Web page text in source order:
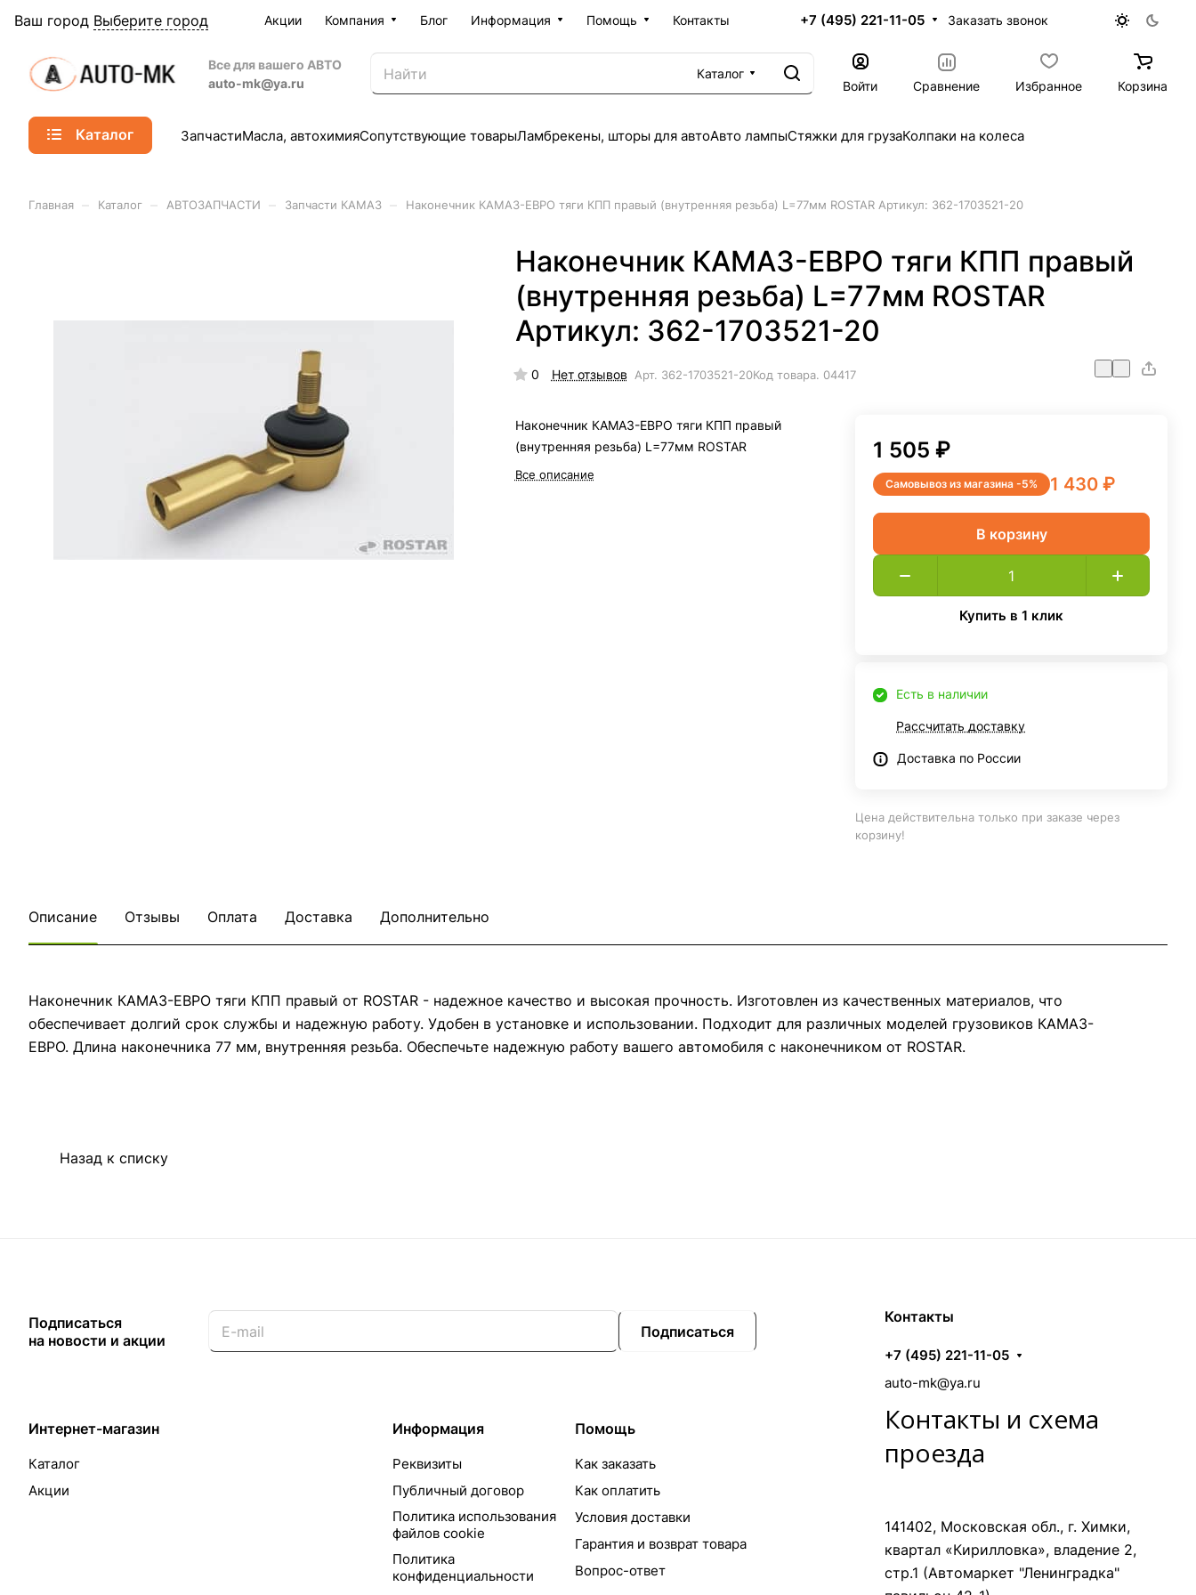
Ваш город Выберите город Акции Компания Блог Информация Помощь Контакты +7 (495) 221-11-05 Заказать звонок
Все для вашего АВТО
auto-mk@ya.ru
Каталог
Войти
Сравнение Избранное Корзина
Каталог ЗапчастиМасла, автохимияСопутствующие товарыЛамбрекены, шторы для автоАвто лампыСтяжки для грузаКолпаки на колеса
Главная Каталог АВТОЗАПЧАСТИ Запчасти КАМАЗ Наконечник КАМАЗ-ЕВРО тяги КПП правый (внутренняя резьба) L=77мм ROSTAR Артикул: 362-1703521-20
Наконечник КАМАЗ-ЕВРО тяги КПП правый
(внутренняя резьба) L=77мм ROSTAR
Артикул: 362-1703521-20
0 Нет отзывов Арт. 362-1703521-20Код товара. 04417
Наконечник КАМАЗ-ЕВРО тяги КПП правый
(внутренняя резьба) L=77мм ROSTAR
Все описание
1 505 ₽
Самовывоз из магазина -5% 1 430 ₽
В корзину
Купить в 1 клик
Есть в наличии
Рассчитать доставку
Доставка по России
Цена действительна только при заказе через
корзину!
Описание Отзывы Оплата Доставка Дополнительно
Наконечник КАМАЗ-ЕВРО тяги КПП правый от ROSTAR - надежное качество и высокая прочность. Изготовлен из качественных материалов, что
обеспечивает долгий срок службы и надежную работу. Удобен в установке и использовании. Подходит для различных моделей грузовиков КАМАЗ-
ЕВРО. Длина наконечника 77 мм, внутренняя резьба. Обеспечьте надежную работу вашего автомобиля с наконечником от ROSTAR.
Назад к списку
Подписаться
на новости и акции
Подписаться
Интернет-магазин
Каталог
Акции
Информация
Реквизиты
Публичный договор
Политика использования
файлов cookie
Политика
конфиденциальности
Помощь
Как заказать
Как оплатить
Условия доставки
Гарантия и возврат товара
Вопрос-ответ
Контакты
+7 (495) 221-11-05
auto-mk@ya.ru
Контакты и схема
проезда
141402, Московская обл., г. Химки,
квартал «Кирилловка», владение 2,
стр.1 (Автомаркет "Ленинградка"